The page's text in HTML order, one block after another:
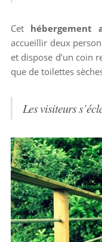
Cethébergement
accueillir deux
et dispose d’un coin
que de toilettes
Les visiteurs